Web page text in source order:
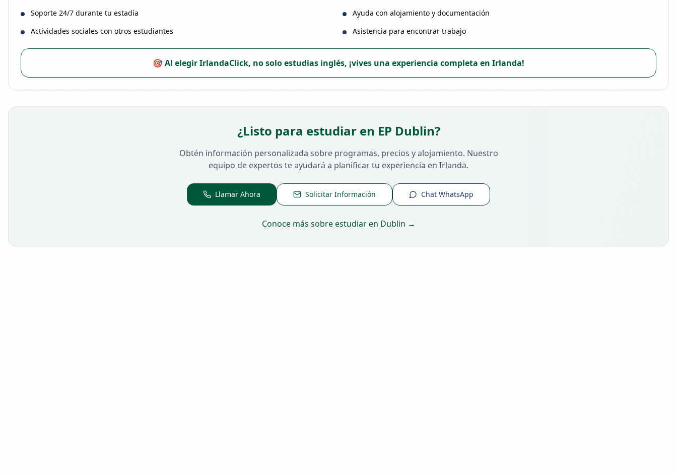
Soporte 24/7 durante tu estadía
Ayuda con alojamiento y documentación
Actividades sociales con otros estudiantes
Asistencia para encontrar trabajo
🎯 Al elegir IrlandaClick, no solo estudias inglés, ¡vives una experiencia completa en Irlanda!
¿Listo para estudiar en EP Dublin?
Obtén información personalizada sobre programas, precios y alojamiento. Nuestro
equipo de expertos te ayudará a planificar tu experiencia en Irlanda.
Llamar Ahora Solicitar Información Chat WhatsApp
Conoce más sobre estudiar en Dublin →